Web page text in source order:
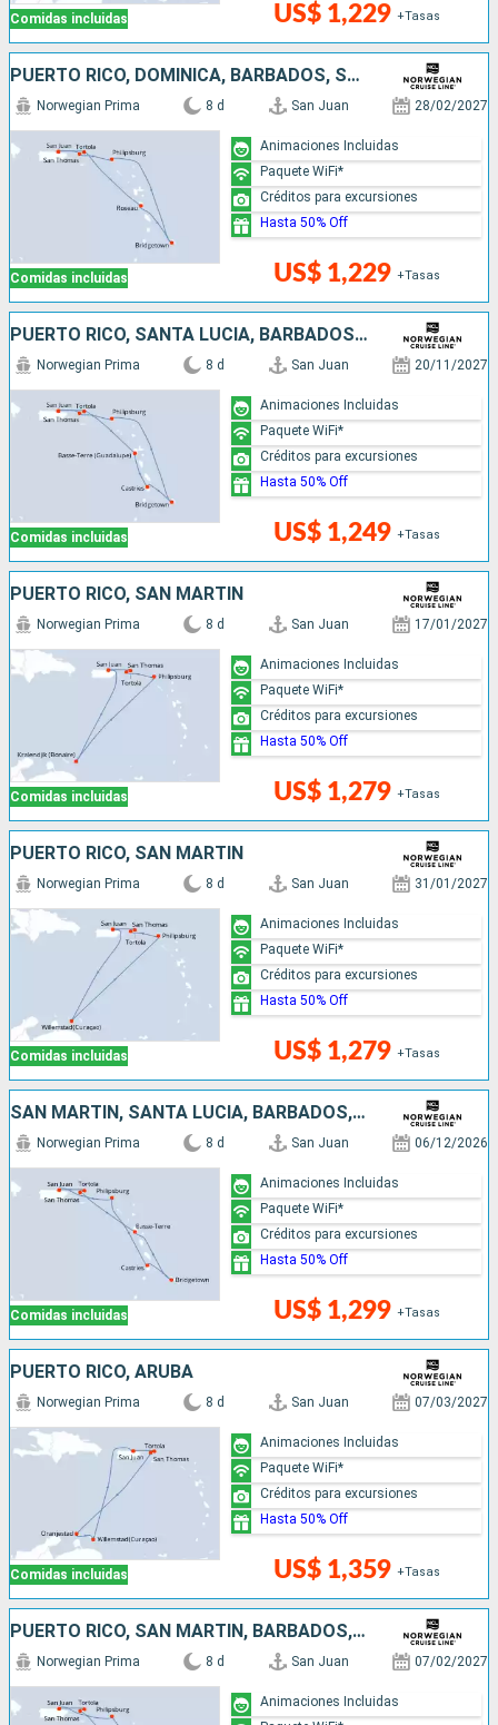
Comidas incluidas US$ 1,229 +Tasas
PUERTO RICO, DOMINICA, BARBADOS, SAN MARTÍN
Comidas incluidas
Norwegian Prima 8 d San Juan 28/02/2027
US$ 1,229 +Tasas
Animaciones Incluidas
Paquete WiFi*
Créditos para excursiones
Hasta 50% Off
PUERTO RICO, SANTA LUCIA, BARBADOS, SAN MARTÍN
Comidas incluidas
Norwegian Prima 8 d San Juan 20/11/2027
US$ 1,249 +Tasas
Animaciones Incluidas
Paquete WiFi*
Créditos para excursiones
Hasta 50% Off
PUERTO RICO, SAN MARTÍN
Comidas incluidas
Norwegian Prima 8 d San Juan 17/01/2027
US$ 1,279 +Tasas
Animaciones Incluidas
Paquete WiFi*
Créditos para excursiones
Hasta 50% Off
PUERTO RICO, SAN MARTÍN
Comidas incluidas
Norwegian Prima 8 d San Juan 31/01/2027
US$ 1,279 +Tasas
Animaciones Incluidas
Paquete WiFi*
Créditos para excursiones
Hasta 50% Off
SAN MARTÍN, SANTA LUCIA, BARBADOS, PUERTO RICO
Comidas incluidas
Norwegian Prima 8 d San Juan 06/12/2026
US$ 1,299 +Tasas
Animaciones Incluidas
Paquete WiFi*
Créditos para excursiones
Hasta 50% Off
PUERTO RICO, ARUBA
Comidas incluidas
Norwegian Prima 8 d San Juan 07/03/2027
US$ 1,359 +Tasas
Animaciones Incluidas
Paquete WiFi*
Créditos para excursiones
Hasta 50% Off
PUERTO RICO, SAN MARTÍN, BARBADOS, SANTA LUCIA
Norwegian Prima 8 d San Juan 07/02/2027
Animaciones Incluidas